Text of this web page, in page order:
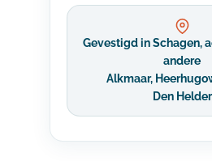
Gevestigd in Schagen,
andere
Alkmaar,
Den Helder